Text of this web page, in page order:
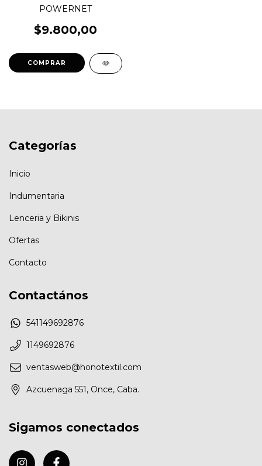
POWERNET
$9.800,00
COMPRAR
Categorías
Inicio
Indumentaria
Lenceria y Bikinis
Ofertas
Contacto
Contactános
541149692876
1149692876
ventasweb@honotextil.com
Azcuenaga 551, Once, Caba.
Sigamos conectados